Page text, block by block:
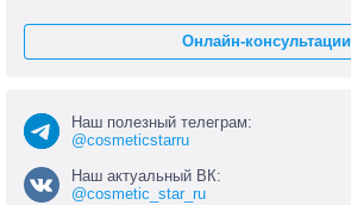
Онлайн-консультации
Наш полезный телеграм:
@cosmeticstarru
Наш актуальный ВК:
@cosmetic_star_ru